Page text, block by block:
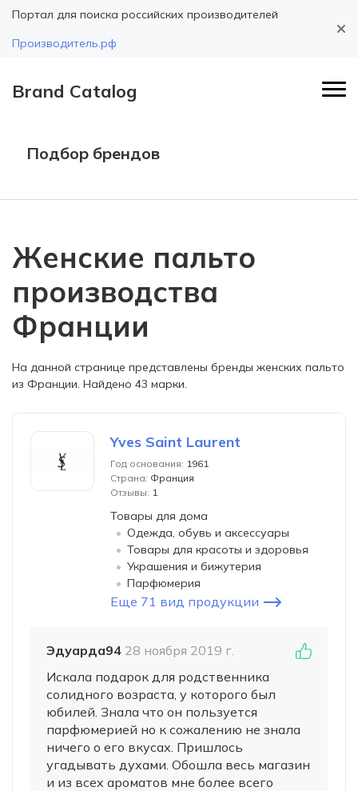
Портал для поиска российских производителей
Производитель.рф
Brand Catalog
Подбор брендов
Женские пальто
производства
Франции
На данной странице представлены бренды женских пальто
из Франции. Найдено 43 марки.
Yves Saint Laurent
Год основания: 1961
Страна: Франция
Отзывы: 1
Товары для дома
Одежда, обувь и аксессуары
Товары для красоты и здоровья
Украшения и бижутерия
Парфюмерия
Еще 71 вид продукции
Эдуарда94 28 ноября 2019 г.
Искала подарок для родственника
солидного возраста, у которого был
юбилей. Знала что он пользуется
парфюмерией но к сожалению не знала
ничего о его вкусах. Пришлось
угадывать духами. Обошла весь магазин
и из всех ароматов мне более всего